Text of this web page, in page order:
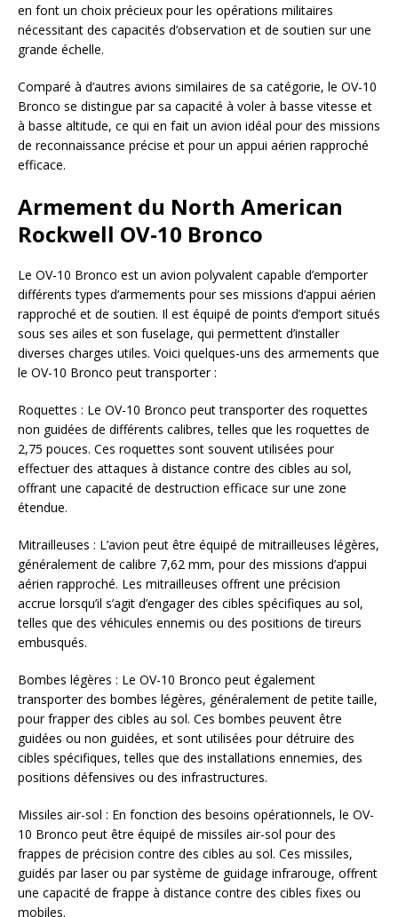
en font un choix précieux pour les opérations militaires
nécessitant des capacités d’observation et de soutien sur une
grande échelle.
Comparé à d’autres avions similaires de sa catégorie, le OV-10
Bronco se distingue par sa capacité à voler à basse vitesse et
à basse altitude, ce qui en fait un avion idéal pour des missions
de reconnaissance précise et pour un appui aérien rapproché
efficace.
Armement du North American
Rockwell OV-10 Bronco
Le OV-10 Bronco est un avion polyvalent capable d’emporter
différents types d’armements pour ses missions d’appui aérien
rapproché et de soutien. Il est équipé de points d’emport situés
sous ses ailes et son fuselage, qui permettent d’installer
diverses charges utiles. Voici quelques-uns des armements que
le OV-10 Bronco peut transporter :
Roquettes : Le OV-10 Bronco peut transporter des roquettes
non guidées de différents calibres, telles que les roquettes de
2,75 pouces. Ces roquettes sont souvent utilisées pour
effectuer des attaques à distance contre des cibles au sol,
offrant une capacité de destruction efficace sur une zone
étendue.
Mitrailleuses : L’avion peut être équipé de mitrailleuses légères,
généralement de calibre 7,62 mm, pour des missions d’appui
aérien rapproché. Les mitrailleuses offrent une précision
accrue lorsqu’il s’agit d’engager des cibles spécifiques au sol,
telles que des véhicules ennemis ou des positions de tireurs
embusqués.
Bombes légères : Le OV-10 Bronco peut également
transporter des bombes légères, généralement de petite taille,
pour frapper des cibles au sol. Ces bombes peuvent être
guidées ou non guidées, et sont utilisées pour détruire des
cibles spécifiques, telles que des installations ennemies, des
positions défensives ou des infrastructures.
Missiles air-sol : En fonction des besoins opérationnels, le OV-
10 Bronco peut être équipé de missiles air-sol pour des
frappes de précision contre des cibles au sol. Ces missiles,
guidés par laser ou par système de guidage infrarouge, offrent
une capacité de frappe à distance contre des cibles fixes ou
mobiles.